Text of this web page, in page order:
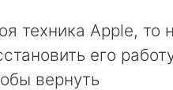
техника Apple, то
его
вернуть